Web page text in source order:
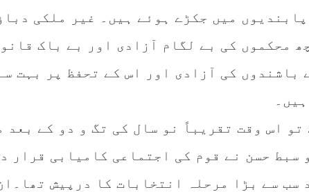
میں جکڑے ہوئے ہیں۔ غیر ملکی
محکموں کی بے لگام آزادی اور بے باک
باشندوں کی آزادی اور اس کے تحفظ پر بہت
اس وقت تقریباً نو سال کی تگ و دو کے بعد
سبط حسن نے قوم کی اجتماعی کامیابی قرار
سب سے بڑا مرحلہ انتخابات کا درپیش